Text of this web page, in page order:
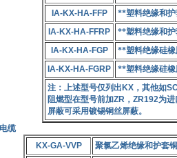
IA-KX-HA-FFP
**塑料绝缘和
IA-KX-HA-FFRP
**塑料绝缘和
IA-KX-HA-FGP
**塑料绝缘硅
IA-KX-HA-FGRP
**塑料绝缘硅
注：上述型号仅列出 KX ，其他如
阻燃型在型号前加ZR ， ZR192为进
屏蔽可采用镀锡铜丝屏蔽。
缆
KX-GA-VVP
聚氯乙烯绝缘和护套